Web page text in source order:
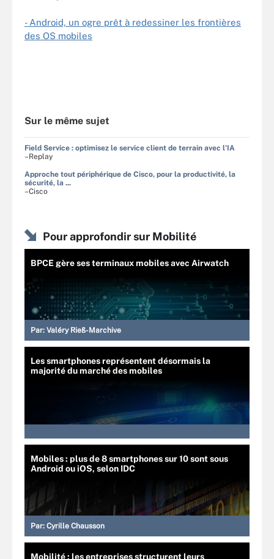
- Android, un ogre prêt à redessiner les frontières
des OS mobiles
Sur le même sujet
Field Service : optimisez le service client de terrain avec l'IA
–Replay
Approche tout périphérique de Cisco, pour la productivité, la
sécurité, la ...
–Cisco
Pour approfondir sur Mobilité
BPCE gère ses terminaux mobiles avec Airwatch
Par: Valéry Rieß-Marchive
Les smartphones représentent désormais la
majorité du marché des mobiles
Mobiles : plus de 8 smartphones sur 10 sont sous
Android ou iOS, selon IDC
Par: Cyrille Chausson
Mobilité : les entreprises structurent leurs